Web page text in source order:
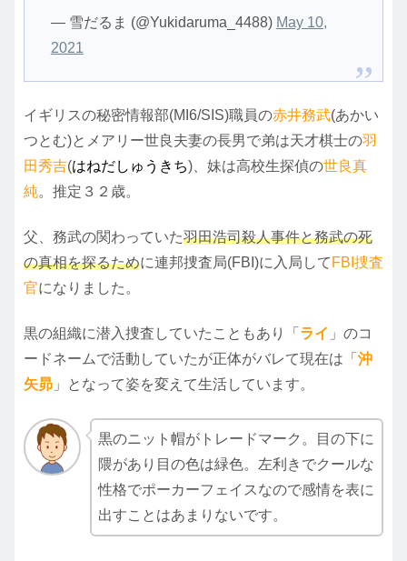
— 雪だるま (@Yukidaruma_4488) May 10,
2021
イギリスの秘密情報部(MI6/SIS)職員の赤井務武(あかい
つとむ)とメアリー世良夫妻の長男で弟は天才棋士の羽
田秀吉(はねだしゅうきち)、妹は高校生探偵の世良真
純。推定３２歳。
父、務武の関わっていた羽田浩司殺人事件と務武の死
の真相を探るために連邦捜査局(FBI)に入局して FBI捜査
官になりました。
黒の組織に潜入捜査していたこともあり「 ライ 」のコ
ードネームで活動していたが正体がバレて現在は「 沖
矢昴 」となって姿を変えて生活しています。
黒のニット帽がトレードマーク。目の下に
隈があり目の色は緑色。左利きでクールな
性格でポーカーフェイスなので感情を表に
出すことはあまりないです。